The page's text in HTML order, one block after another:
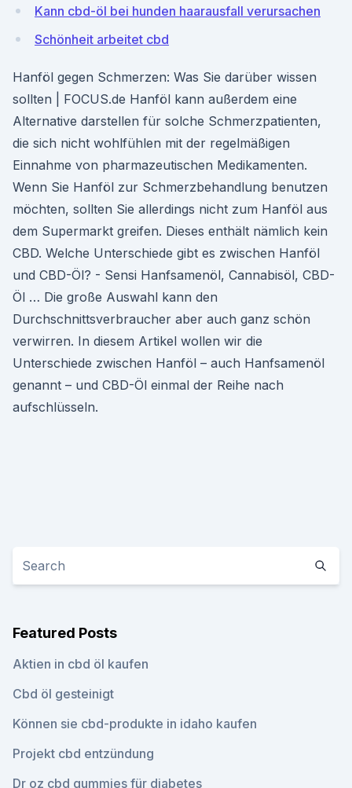
Kann cbd-öl bei hunden haarausfall verursachen
Schönheit arbeitet cbd
Hanföl gegen Schmerzen: Was Sie darüber wissen
sollten | FOCUS.de Hanföl kann außerdem eine
Alternative darstellen für solche Schmerzpatienten,
die sich nicht wohlfühlen mit der regelmäßigen
Einnahme von pharmazeutischen Medikamenten.
Wenn Sie Hanföl zur Schmerzbehandlung benutzen
möchten, sollten Sie allerdings nicht zum Hanföl aus
dem Supermarkt greifen. Dieses enthält nämlich kein
CBD. Welche Unterschiede gibt es zwischen Hanföl
und CBD-Öl? - Sensi Hanfsamenöl, Cannabisöl, CBD-
Öl … Die große Auswahl kann den
Durchschnittsverbraucher aber auch ganz schön
verwirren. In diesem Artikel wollen wir die
Unterschiede zwischen Hanföl – auch Hanfsamenöl
genannt – und CBD-Öl einmal der Reihe nach
aufschlüsseln.
Featured Posts
Aktien in cbd öl kaufen
Cbd öl gesteinigt
Können sie cbd-produkte in idaho kaufen
Projekt cbd entzündung
Dr oz cbd gummies für diabetes